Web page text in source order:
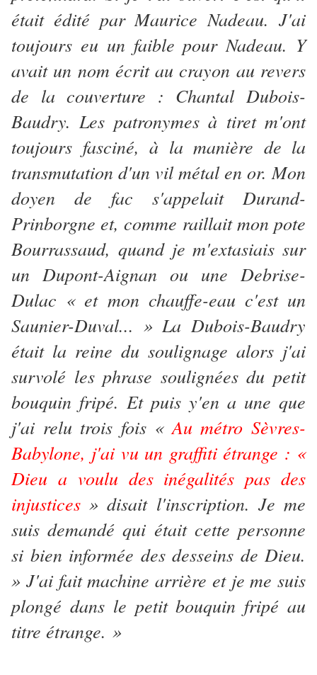
était édité par Maurice Nadeau. J'ai
toujours eu un faible pour Nadeau. Y
avait un nom écrit au crayon au revers
de la couverture : Chantal Dubois-
Baudry. Les patronymes à tiret m'ont
toujours fasciné, à la manière de la
transmutation d'un vil métal en or. Mon
doyen de fac s'appelait Durand-
Prinborgne et, comme raillait mon pote
Bourrassaud, quand je m'extasiais sur
un Dupont-Aignan ou une Debrise-
Dulac « et mon chauffe-eau c'est un
Saunier-Duval... » La Dubois-Baudry
était la reine du soulignage alors j'ai
survolé les phrase soulignées du petit
bouquin fripé. Et puis y'en a une que
j'ai relu trois fois «Au métro Sèvres-
Babylone, j'ai vu un graffiti étrange : «
Dieu a voulu des inégalités pas des
injustices » disait l'inscription. Je me
suis demandé qui était cette personne
si bien informée des desseins de Dieu.
» J'ai fait machine arrière et je me suis
plongé dans le petit bouquin fripé au
titre étrange. »